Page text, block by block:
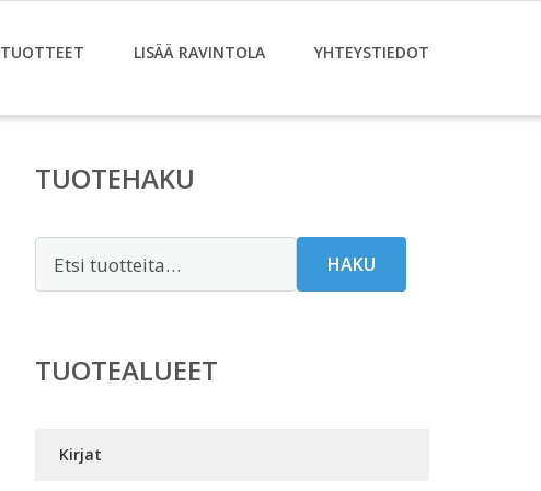
TUOTTEET LISÄÄ RAVINTOLA YHTEYSTIEDOT
TUOTEHAKU
HAKU
TUOTEALUEET
Kirjat